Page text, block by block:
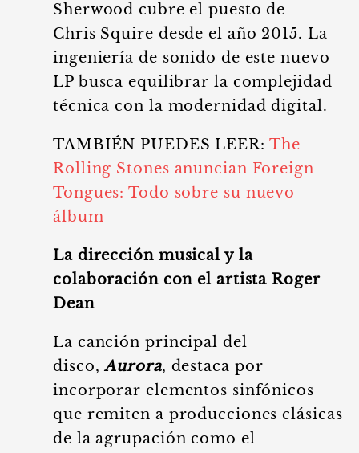
Sherwood cubre el puesto de
Chris Squire desde el año 2015. La
ingeniería de sonido de este nuevo
LP busca equilibrar la complejidad
técnica con la modernidad digital.
TAMBIÉN PUEDES LEER: The
Rolling Stones anuncian Foreign
Tongues: Todo sobre su nuevo
álbum
La dirección musical y la
colaboración con el artista Roger
Dean
La canción principal del
disco,Aurora, destaca por
incorporar elementos sinfónicos
que remiten a producciones clásicas
de la agrupación como el